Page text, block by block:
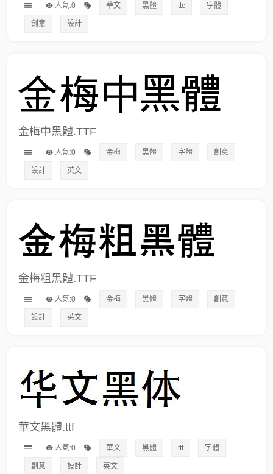
人氣:0 華文 黑體 ttc 字體
創意 設計
金梅中黑體.TTF
人氣:0 金梅 黑體 字體 創意
設計 英文
金梅粗黑體.TTF
人氣:0 金梅 黑體 字體 創意
設計 英文
華文黑體.ttf
人氣:0 華文 黑體 ttf 字體
創意 設計 英文